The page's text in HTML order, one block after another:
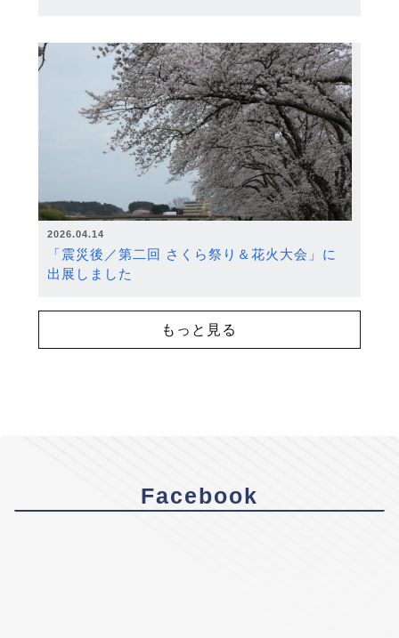
2026.04.14
「震災後／第二回 さくら祭り＆花火大会」に
出展しました
もっと見る
Facebook